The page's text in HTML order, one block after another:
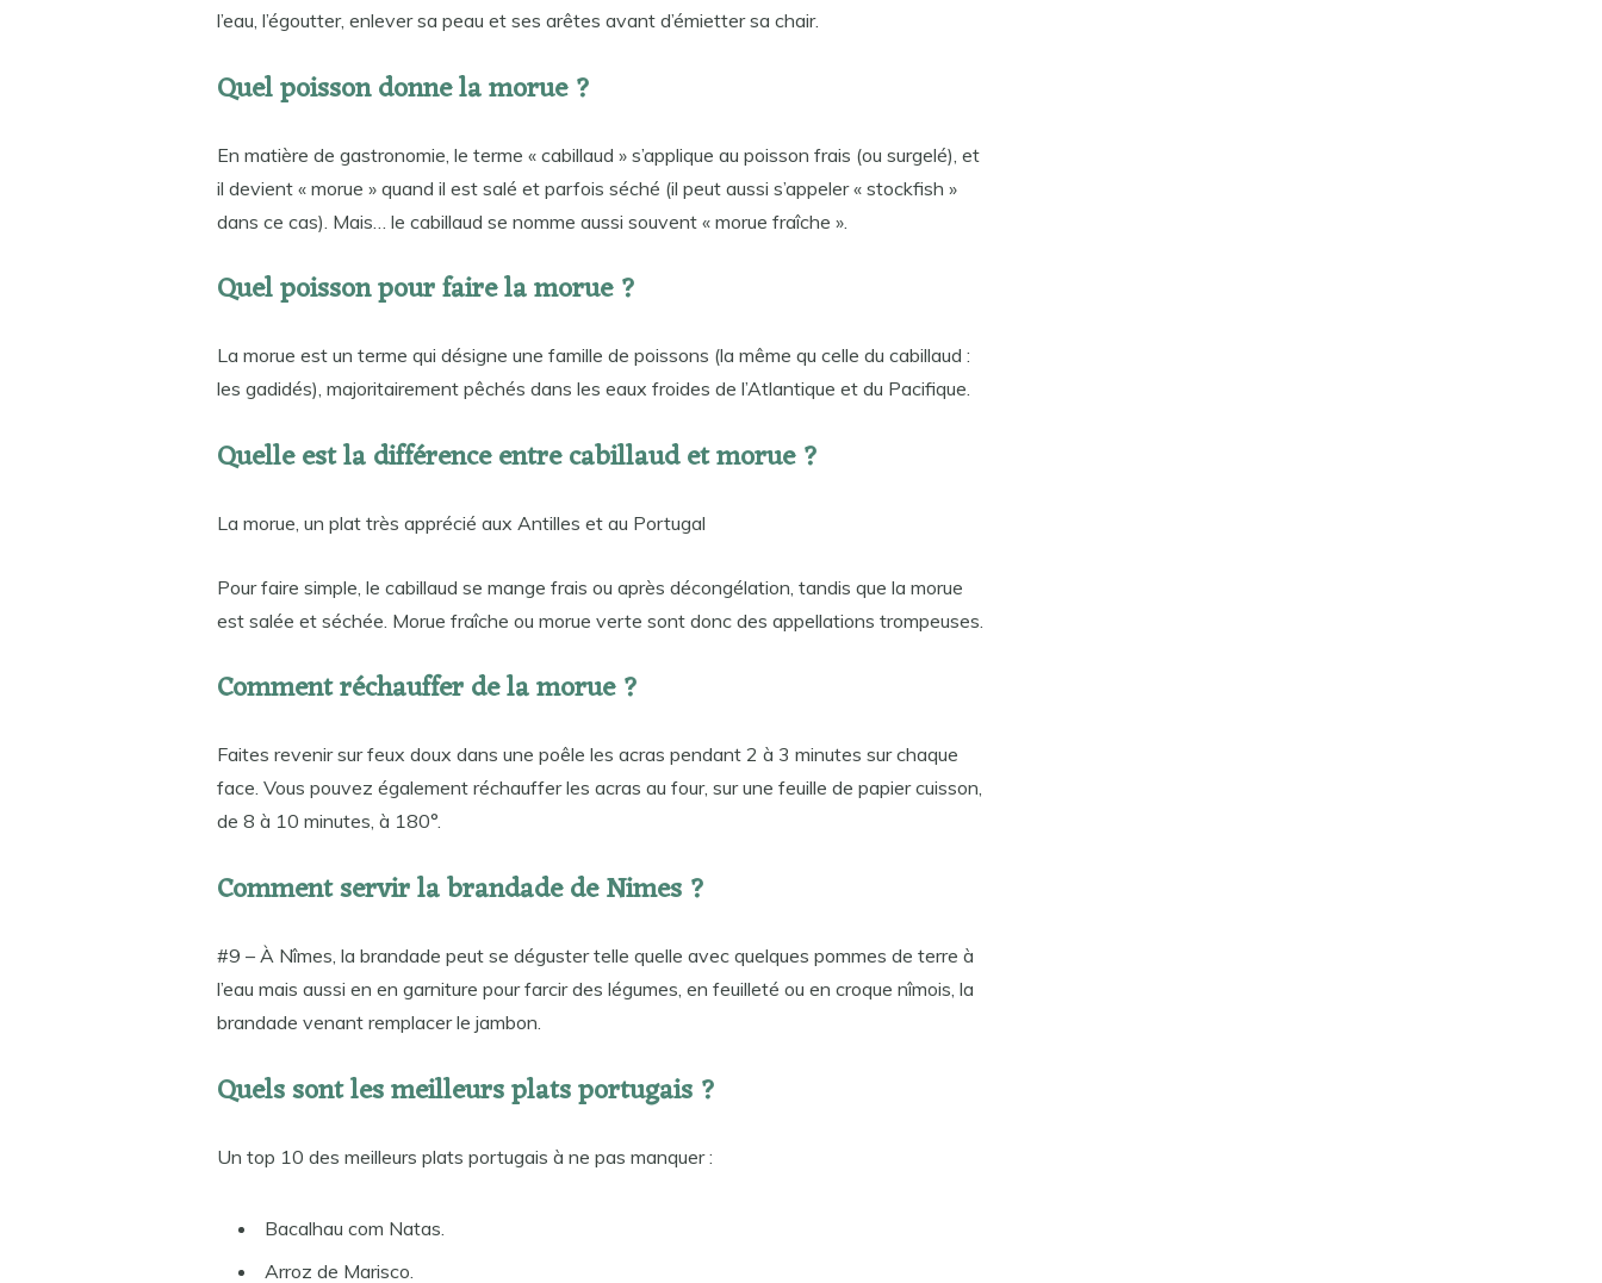
l’eau, l’égoutter, enlever sa peau et ses arêtes avant d’émietter sa chair.
Quel poisson donne la morue ?
En matière de gastronomie, le terme « cabillaud » s’applique au poisson frais (ou surgelé), et
il devient « morue » quand il est salé et parfois séché (il peut aussi s’appeler « stockfish »
dans ce cas). Mais… le cabillaud se nomme aussi souvent « morue fraîche ».
Quel poisson pour faire la morue ?
La morue est un terme qui désigne une famille de poissons (la même qu celle du cabillaud :
les gadidés), majoritairement pêchés dans les eaux froides de l’Atlantique et du Pacifique.
Quelle est la différence entre cabillaud et morue ?
La morue, un plat très apprécié aux Antilles et au Portugal
Pour faire simple, le cabillaud se mange frais ou après décongélation, tandis que la morue
est salée et séchée. Morue fraîche ou morue verte sont donc des appellations trompeuses.
Comment réchauffer de la morue ?
Faites revenir sur feux doux dans une poêle les acras pendant 2 à 3 minutes sur chaque
face. Vous pouvez également réchauffer les acras au four, sur une feuille de papier cuisson,
de 8 à 10 minutes, à 180°.
Comment servir la brandade de Nimes ?
#9 – À Nîmes, la brandade peut se déguster telle quelle avec quelques pommes de terre à
l’eau mais aussi en en garniture pour farcir des légumes, en feuilleté ou en croque nîmois, la
brandade venant remplacer le jambon.
Quels sont les meilleurs plats portugais ?
Un top 10 des meilleurs plats portugais à ne pas manquer :
Bacalhau com Natas.
Arroz de Marisco.